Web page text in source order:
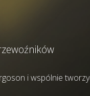
i wspólnie